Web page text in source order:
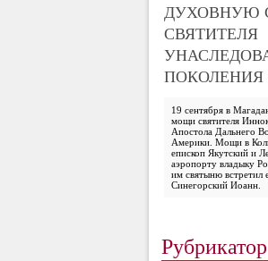
ДУХОВНУЮ
СВЯТИТЕЛЯ
ПОКОЛЕНИЯ
19 сентября в
мощи святителя
Апостола Дальнего
Америки. Мощи в
епископ Якутский и
аэропорту владыку
им святыню встретил
Синегорский Иоанн.
Рубрикатор